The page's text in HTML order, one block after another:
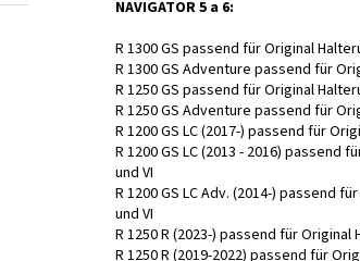
NAVIGATOR 5 a 6:
R 1300 GS passend für Original
R 1300 GS Adventure passend für
R 1250 GS passend für Original
R 1250 GS Adventure passend für
R 1200 GS LC (2017-) passend für
R 1200 GS LC (2013 - 2016) passend
und VI
R 1200 GS LC Adv. (2014-) passend
und VI
R 1250 R (2023-) passend für Original
R 1250 R (2019-2022) passend für